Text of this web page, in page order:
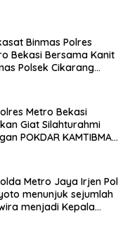
Binmas Polres
Bekasi Bersama Kanit
Polsek Cikarang
Metro Bekasi
Giat Silahturahmi
POKDAR KAMTIBMAS
Metro Jaya Irjen Pol
menunjuk sejumlah
menjadi Kepala